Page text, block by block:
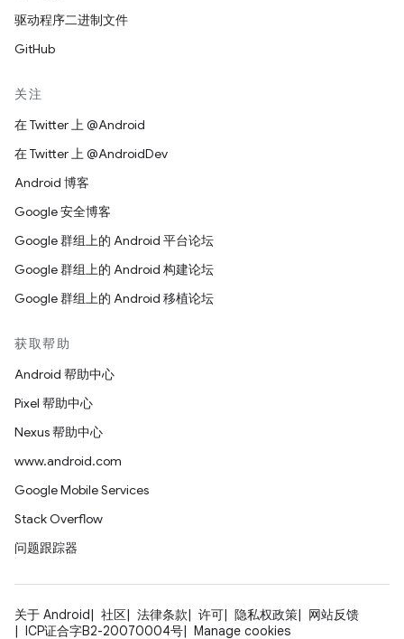
驱动程序二进制文件
GitHub
关注
在 Twitter 上 @Android
在 Twitter 上 @AndroidDev
Android 博客
Google 安全博客
Google 群组上的 Android 平台论坛
Google 群组上的 Android 构建论坛
Google 群组上的 Android 移植论坛
获取帮助
Android 帮助中心
Pixel 帮助中心
Nexus 帮助中心
www.android.com
Google Mobile Services
Stack Overflow
问题跟踪器
关于 Android 社区 法律条款 许可 隐私权政策
网站反馈
ICP证合字B2-20070004号
Manage cookies